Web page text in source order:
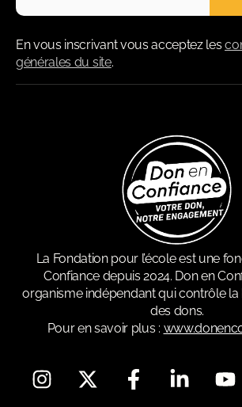
En vous inscrivant vous acceptez les
générales du site.
La Fondation pour l’école est une
Confiance depuis 2024. Don en
organisme indépendant qui contrôle la
des dons.
Pour en savoir plus :